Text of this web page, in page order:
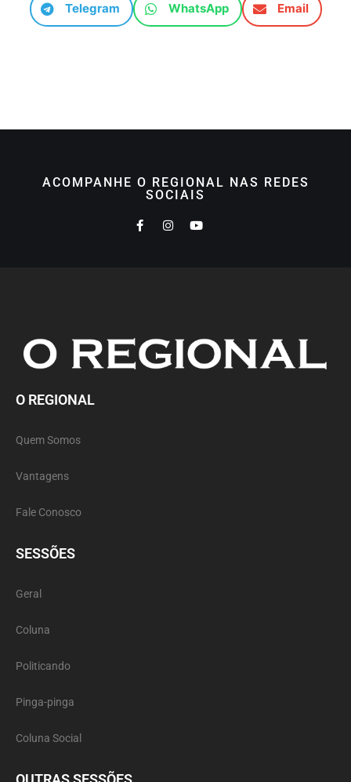
Telegram WhatsApp Email
ACOMPANHE O REGIONAL NAS REDES
SOCIAIS
O REGIONAL
Quem Somos
Vantagens
Fale Conosco
SESSÕES
Geral
Coluna
Politicando
Pinga-pinga
Coluna Social